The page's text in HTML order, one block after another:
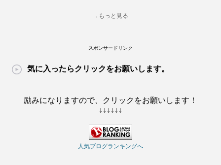
→もっと見る
スポンサードリンク
気に入ったらクリックをお願いします。
励みになりますので、クリックをお願いします！
↓↓↓↓↓↓
人気ブログランキングへ